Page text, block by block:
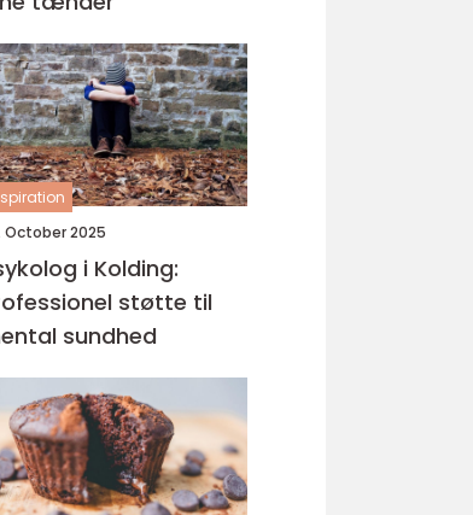
October 2025
i Kolding:
støtte til
sundhed